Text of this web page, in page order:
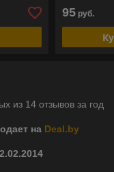
95руб.
из 14 отзывов за год
на Deal.by